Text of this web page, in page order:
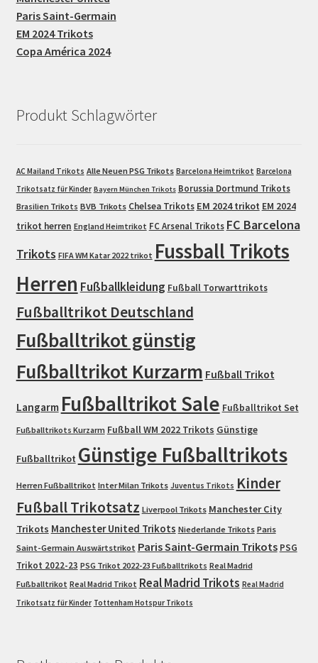
Paris Saint-Germain
EM 2024 Trikots
Copa América 2024
Produkt Schlagwörter
AC Mailand Trikots Alle Neuen PSG Trikots Barcelona Heimtrikot Barcelona
Trikotsatz für Kinder Bayern München Trikots Borussia Dortmund Trikots
Brasilien Trikots BVB Trikots Chelsea Trikots EM 2024 trikot EM 2024
trikot herren England Heimtrikot FC Arsenal Trikots FC Barcelona
Trikots FIFA WM Katar 2022 trikot Fussball Trikots
Herren Fußballkleidung Fußball Torwarttrikots
Fußballtrikot Deutschland
Fußballtrikot günstig
Fußballtrikot Kurzarm Fußball Trikot
Langarm Fußballtrikot Sale Fußballtrikot Set
Fußballtrikots Kurzarm Fußball WM 2022 Trikots Günstige
Fußballtrikot Günstige Fußballtrikots
Herren Fußballtrikot Inter Milan Trikots Juventus Trikots Kinder
Fußball Trikotsatz Liverpool Trikots Manchester City
Trikots Manchester United Trikots Niederlande Trikots Paris
Saint-Germain Auswärtstrikot Paris Saint-Germain Trikots PSG
Trikot 2022-23 PSG Trikot 2022-23 Fußballtrikots Real Madrid
Fußballtrikot Real Madrid Trikot Real Madrid Trikots Real Madrid
Trikotsatz für Kinder Tottenham Hotspur Trikots